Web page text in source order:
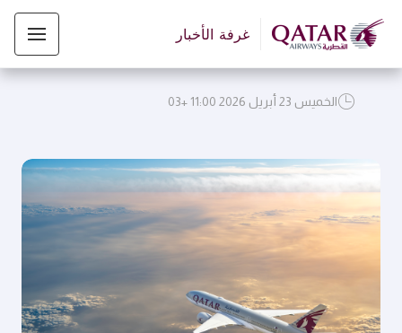
غرفة الأخبار
الخميس 23 أبريل 2026 11:00 +03